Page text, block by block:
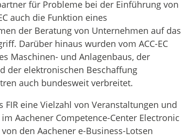
für Probleme bei der Einführung von
auch die Funktion eines
der Beratung von Unternehmen auf das
Darüber hinaus wurden vom ACC-EC
Maschinen- und Anlagenbaus, der
der elektronischen Beschaffung
auch bundesweit verbreitet.
FIR eine Vielzahl von Veranstaltungen und
Aachener Competence-Center Electronic
den Aachener e-Business-Lotsen